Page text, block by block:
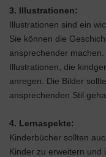
3. Illustrationen:
Illustrationen sind ein
Sie können die
ansprechender
Illustrationen, die
anregen. Die Bilder
ansprechenden Stil
4. Lernaspekte:
Kinderbücher sollten
Kinder zu erweitern und